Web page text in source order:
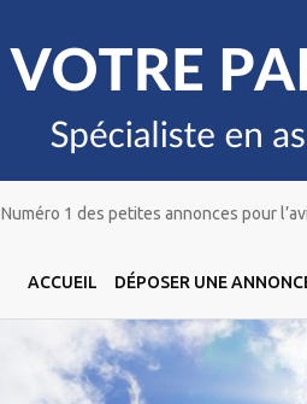
Numéro 1 des petites annonces pour
ACCUEIL DÉPOSER UNE